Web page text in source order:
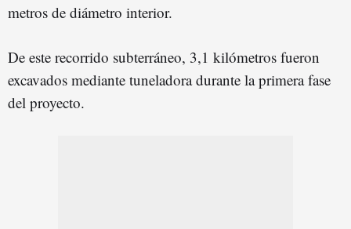
metros de diámetro interior.
De este recorrido subterráneo, 3,1 kilómetros fueron
excavados mediante tuneladora durante la primera fase
del proyecto.